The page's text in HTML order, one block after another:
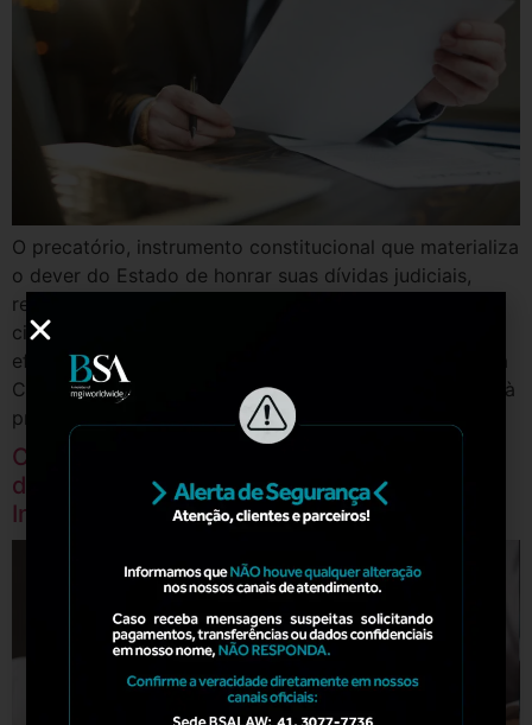
O precatório, instrumento constitucional que materializa
o dever do Estado de honrar suas dívidas judiciais,
representa o último capítulo na longa jornada de um
cidadão ou empresa em busca de justiça. Contudo, a
efetividade desse direito, consagrado no artigo 100 da
Constituição Federal, tem sido recorrentemente posta à
prova por uma tensão crônica entre a […]
Como Identificar os Riscos nas Operações
de Crédito e Reduzir a Ameaça da
Inadimplência